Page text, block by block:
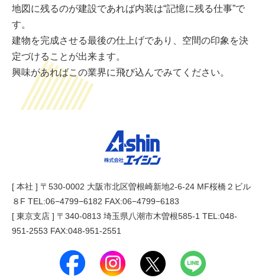
地図に残るのが建設であれば内装は“記憶に残る仕事”で
す。
建物を完成させる最後の仕上げであり、空間の印象を決
定づけることが出来ます。
興味があればこの業界に飛び込んでみてください。
[ 本社 ] 〒530-0002 大阪市北区曽根崎新地2-6-24 MF桜橋２ビル
８F TEL:06−4799−6182 FAX:06−4799−6183
[ 東京支店 ] 〒340-0813 埼玉県八潮市木曽根585-1 TEL:048-
951-2553 FAX:048-951-2551